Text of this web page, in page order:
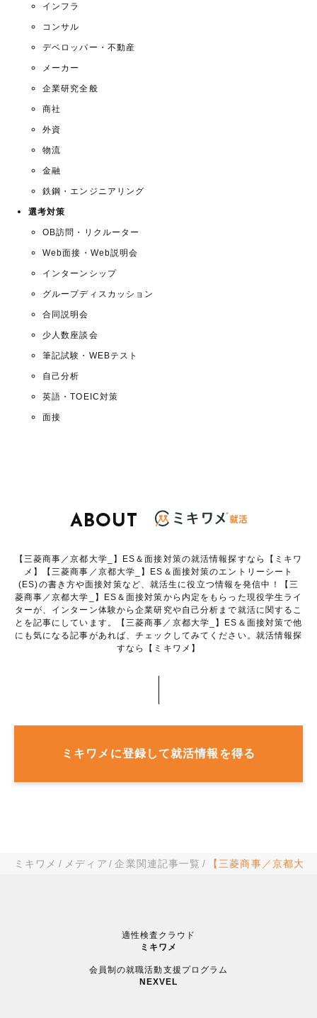
インフラ
コンサル
デベロッパー・不動産
メーカー
企業研究全般
商社
外資
物流
金融
鉄鋼・エンジニアリング
選考対策
OB訪問・リクルーター
Web面接・Web説明会
インターンシップ
グループディスカッション
合同説明会
少人数座談会
筆記試験・WEBテスト
自己分析
英語・TOEIC対策
面接
ABOUT
【三菱商事／京都大学_】ES＆面接対策の就活情報探すなら【ミキワ
メ】【三菱商事／京都大学_】ES＆面接対策のエントリーシート
(ES)の書き方や面接対策など、就活生に役立つ情報を発信中！【三
菱商事／京都大学_】ES＆面接対策から内定をもらった現役学生ライ
ターが、インターン体験から企業研究や自己分析まで就活に関するこ
とを記事にしています。【三菱商事／京都大学_】ES＆面接対策で他
にも気になる記事があれば、チェックしてみてください。就活情報探
すなら【ミキワメ】
ミキワメに登録して就活情報を得る
ミキワメ メディア 企業関連記事一覧 【三菱商事／京都大
適性検査クラウド
ミキワメ
会員制の就職活動支援プログラム
NEXVEL